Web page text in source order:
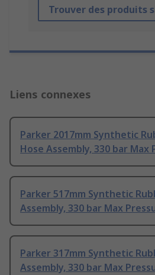
Trouver des produits
Liens connexes
Parker 2017mm Synthetic
Hose Assembly, 330 bar Max
Parker 517mm Synthetic
Assembly, 330 bar Max
Parker 317mm Synthetic
Assembly, 330 bar Max